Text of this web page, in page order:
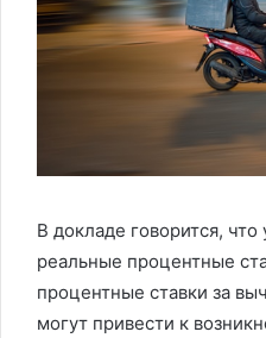
В докладе говорится,
реальные процентные
процентные ставки за
могут привести к